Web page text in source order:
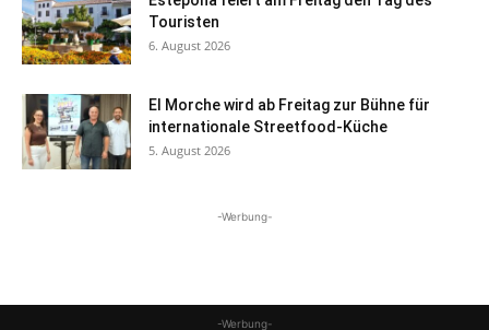
Touristen
6. August 2026
El Morche wird ab Freitag zur Bühne für
internationale Streetfood-Küche
5. August 2026
-Werbung-
-Werbung-